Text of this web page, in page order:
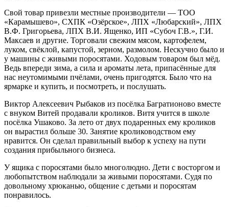
Свой товар привезли местные производители — ТОО
«Карамышево», СХПК «Озёрское», ЛПХ «Любарский», ЛПХ
В.Ф. Григорьева, ЛПХ В.И. Ященко, ИП «Субоч Г.В.», Г.И.
Максаев и другие. Торговали свежим мясом, картофелем,
луком, свёклой, капустой, зерном, размолом. Нескучно было и
у машины с живыми поросятами. Ходовым товаром был мёд.
Ведь впереди зима, а сила и ароматы лета, припасённые для
нас неутомимыми пчёлами, очень пригодятся. Было что на
ярмарке и купить, и посмотреть, и послушать.
Виктор Алексеевич Рыбаков из посёлка Багратионово вместе
с внуком Витей продавали кроликов. Витя учится в школе
посёлка Ушаково. За лето от двух подаренных ему кроликов
он вырастил больше 30. Занятие кролиководством ему
нравится. Он сделал правильный выбор к успеху на пути
создания прибыльного бизнеса.
У ящика с поросятами было многолюдно. Дети с восторгом и
любопытством наблюдали за живыми поросятами. Судя по
довольному хрюканью, общение с детьми и поросятам
понравилось.